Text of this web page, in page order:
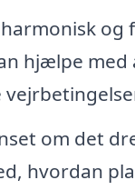
harmonisk
hjælpe med
om det
hvordan